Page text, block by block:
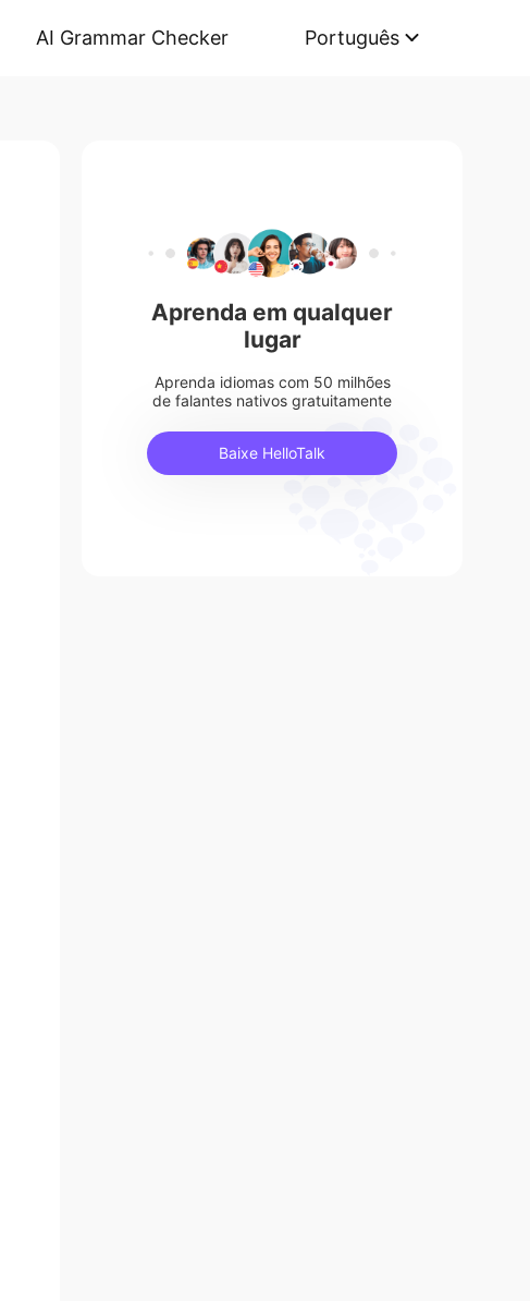
AI Grammar Checker Português
Aprenda em qualquer
lugar
Aprenda idiomas com 50 milhões
de falantes nativos gratuitamente
Baixe HelloTalk